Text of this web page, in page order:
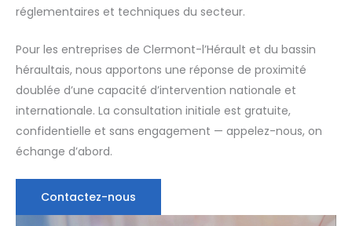
réglementaires et techniques du secteur.
Pour les entreprises de Clermont-l’Hérault et du bassin
héraultais, nous apportons une réponse de proximité
doublée d’une capacité d’intervention nationale et
internationale. La consultation initiale est gratuite,
confidentielle et sans engagement — appelez-nous, on
échange d’abord.
Contactez-nous